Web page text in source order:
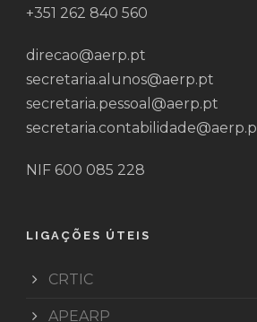
+351 262 840 560
direcao@aerp.pt
secretaria.alunos@aerp.pt
secretaria.pessoal@aerp.pt
NIF 600 085 228
LIGAÇÕES ÚTEIS
CRTIC
APEARP